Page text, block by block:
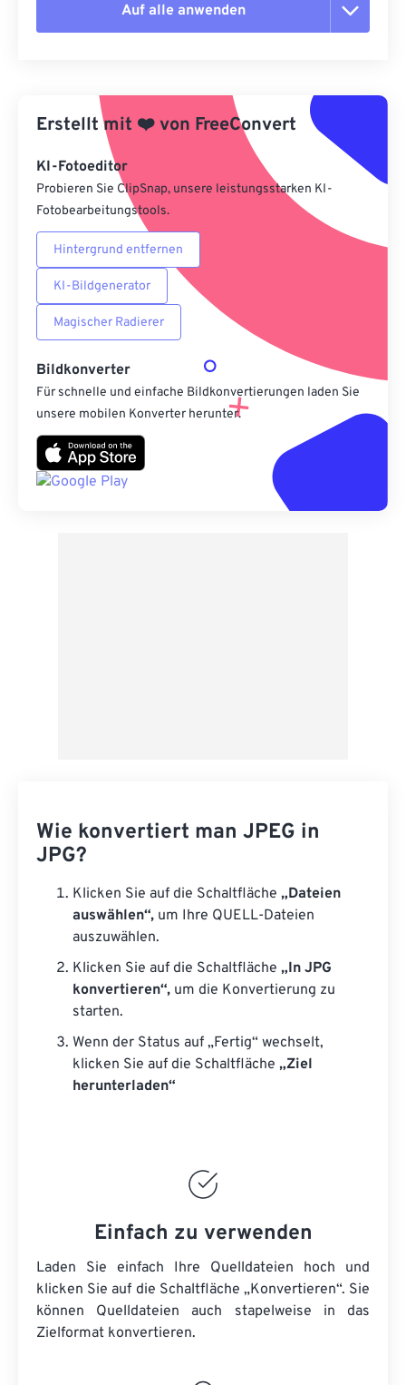
Auf alle anwenden
Aus Vorgabe anwenden
Als Vorgabe speichern
Erstellt mit ❤️von FreeConvert
KI-Fotoeditor
Probieren Sie ClipSnap, unsere leistungsstarken KI-
Fotobearbeitungstools.
Hintergrund entfernen
KI-Bildgenerator
Magischer Radierer
Bildkonverter
Für schnelle und einfache Bildkonvertierungen laden Sie
unsere mobilen Konverter herunter.
Wie konvertiert man JPEG in
JPG?
Klicken Sie auf die Schaltfläche „Dateien
auswählen“, um Ihre QUELL-Dateien
auszuwählen.
Klicken Sie auf die Schaltfläche „In JPG
konvertieren“, um die Konvertierung zu
starten.
Wenn der Status auf „Fertig“ wechselt,
klicken Sie auf die Schaltfläche „Ziel
herunterladen“
Einfach zu verwenden
Laden Sie einfach Ihre Quelldateien hoch und
klicken Sie auf die Schaltfläche „Konvertieren“. Sie
können Quelldateien auch stapelweise in das
Zielformat konvertieren.